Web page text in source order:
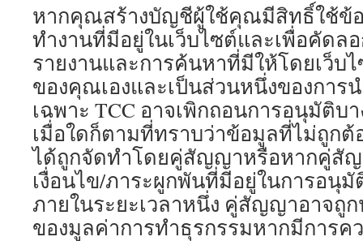
หากคุณสร้างบัญชีผู้ใช้คุณมีสิทธิ์ใช้ข้
ทำงานที่มีอยู่ในเว็บไซต์และเพื่อคัดล
รายงานและการค้นหาที่มีให้โดยเว็บ
ของคุณเองและเป็นส่วนหนึ่งของการ
เฉพาะ TCC อาจเพิกถอนการอนุมัติ
เมื่อใดก็ตามที่ทราบว่าข้อมูลที่ไม่ถูกต้
ได้ถูกจัดทำโดยคู่สัญญาหรือหากคู่สั
เงื่อนไข/ภาระผูกพันที่มีอยู่ในการอนุ
ภายในระยะเวลาหนึ่ง คู่สัญญาอาจถูก
ของมูลค่าการทำธุรกรรมหากมีการค